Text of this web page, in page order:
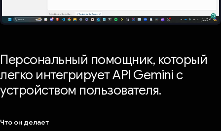
Персональный помощник, который
легко интегрирует API Gemini с
устройством пользователя.
Что он делает